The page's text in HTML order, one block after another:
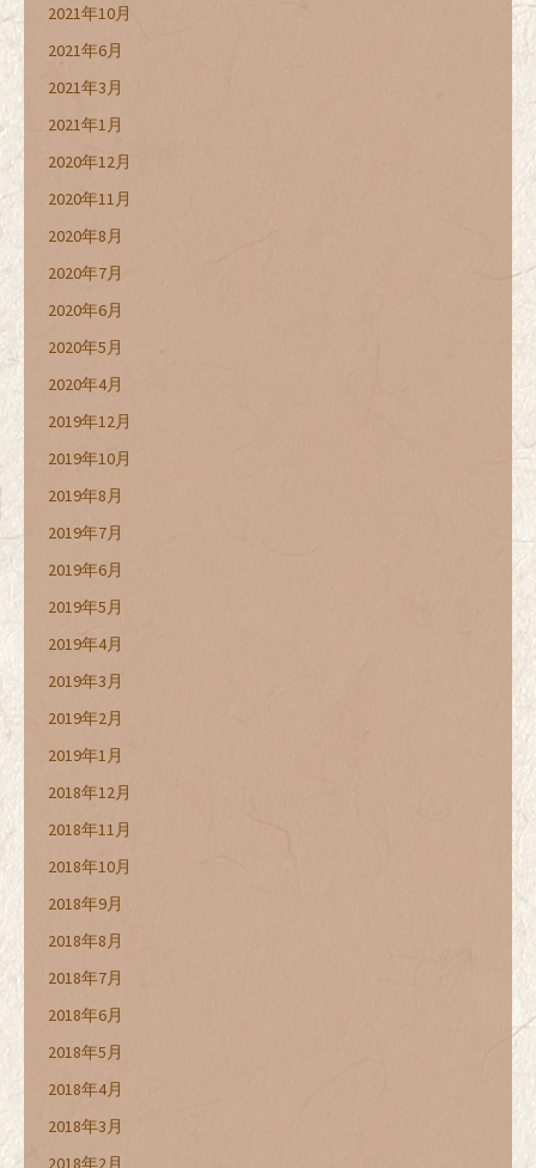
2021年10月
2021年6月
2021年3月
2021年1月
2020年12月
2020年11月
2020年8月
2020年7月
2020年6月
2020年5月
2020年4月
2019年12月
2019年10月
2019年8月
2019年7月
2019年6月
2019年5月
2019年4月
2019年3月
2019年2月
2019年1月
2018年12月
2018年11月
2018年10月
2018年9月
2018年8月
2018年7月
2018年6月
2018年5月
2018年4月
2018年3月
2018年2月